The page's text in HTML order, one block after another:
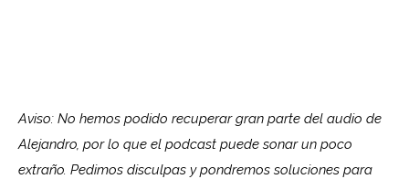
Aviso: No hemos podido recuperar gran parte del audio de
Alejandro, por lo que el podcast puede sonar un poco
extraño. Pedimos disculpas y pondremos soluciones para